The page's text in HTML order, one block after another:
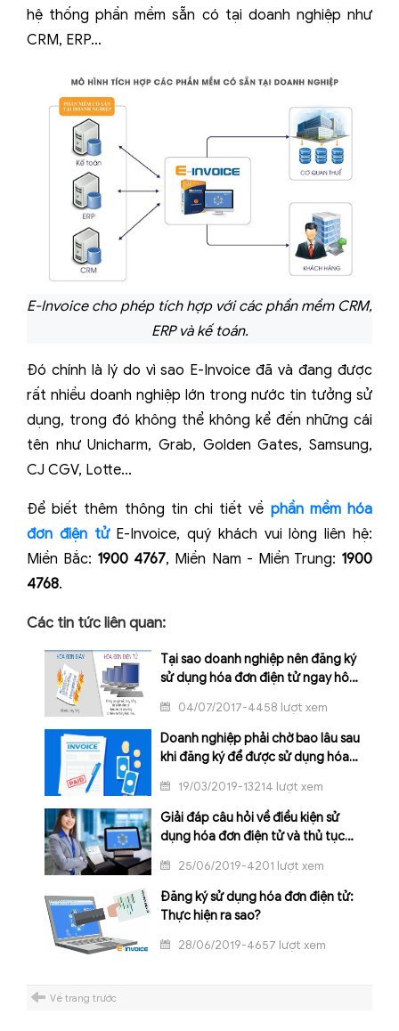
hệ thống phần mềm sẵn có tại doanh nghiệp như
CRM, ERP…
E-Invoice cho phép tích hợp với các phần mềm CRM,
ERP và kế toán.
Đó chính là lý do vì sao E-Invoice đã và đang được
rất nhiều doanh nghiệp lớn trong nước tin tưởng sử
dụng, trong đó không thể không kể đến những cái
tên như Unicharm, Grab, Golden Gates, Samsung,
CJ CGV, Lotte...
Để biết thêm thông tin chi tiết về phần mềm hóa
đơn điện tửE-Invoice, quý khách vui lòng liên hệ:
Miền Bắc: 1900 4767, Miền Nam - Miền Trung: 1900
4768.
Các tin tức liên quan:
Tại sao doanh nghiệp nên đăng ký
sử dụng hóa đơn điện tử ngay hôm
04/07/2017-4458 lượt xem
Doanh nghiệp phải chờ bao lâu sau
khi đăng ký để được sử dụng hóa
19/03/2019-13214 lượt xem
Giải đáp câu hỏi về điều kiện sử
dụng hóa đơn điện tử và thủ tục
25/06/2019-4201 lượt xem
Đăng ký sử dụng hóa đơn điện tử:
Thực hiện ra sao?
28/06/2019-4657 lượt xem
Về trang trước